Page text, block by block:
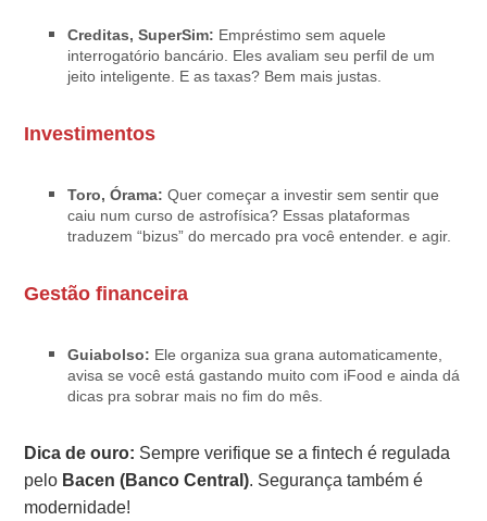
Creditas, SuperSim: Empréstimo sem aquele
interrogatório bancário. Eles avaliam seu perfil de um
jeito inteligente. E as taxas? Bem mais justas.
Investimentos
Toro, Órama: Quer começar a investir sem sentir que
caiu num curso de astrofísica? Essas plataformas
traduzem “bizus” do mercado pra você entender. e agir.
Gestão financeira
Guiabolso: Ele organiza sua grana automaticamente,
avisa se você está gastando muito com iFood e ainda dá
dicas pra sobrar mais no fim do mês.
Dica de ouro: Sempre verifique se a fintech é regulada
pelo Bacen (Banco Central). Segurança também é
modernidade!